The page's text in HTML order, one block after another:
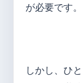
が必要です。
しかし、ひ